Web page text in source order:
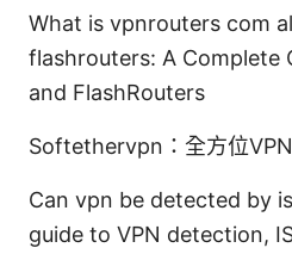
What is vpnrouters com
flashrouters: A Complete
and FlashRouters
Softethervpn：全方位
Can vpn be detected by
guide to VPN detection,